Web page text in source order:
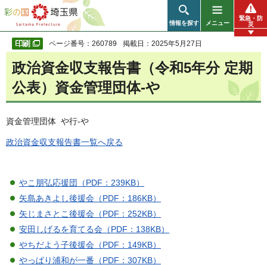
彩の国 埼玉県
情報を探す メニュー
緊急・防
災
ページ番号：260789 掲載日：2025年5月27日
政治資金収支報告書（令和5年分 定期
公表）資金管理団体-や
資金管理団体 や行-や
政治資金収支報告書一覧へ戻る
やこ朋弘応援団（PDF：239KB）
矢島あきよし後援会（PDF：186KB）
矢じまさとこ後援会（PDF：252KB）
安田しげるを育てる会（PDF：138KB）
やちだよう子後援会（PDF：149KB）
やっぱり浦和が一番（PDF：307KB）